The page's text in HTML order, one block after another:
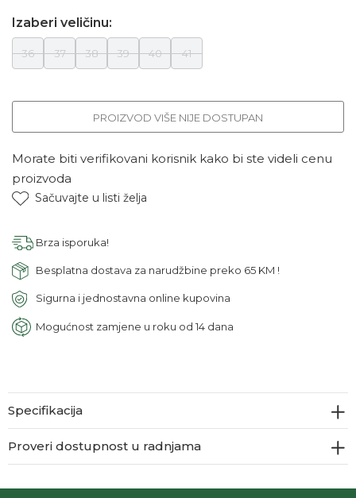
Izaberi veličinu:
36 37 38 39 40 41
PROIZVOD VIŠE NIJE DOSTUPAN
Morate biti verifikovani korisnik kako bi ste videli cenu
proizvoda
Sačuvajte u listi želja
Brza isporuka!
Besplatna dostava za narudžbine preko 65 KM !
Sigurna i jednostavna online kupovina
Mogućnost zamjene u roku od 14 dana
Specifikacija
Proveri dostupnost u radnjama